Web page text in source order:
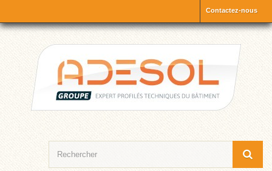
Contactez-nous